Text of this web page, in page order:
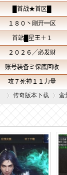
›
传奇版本下载 蛮